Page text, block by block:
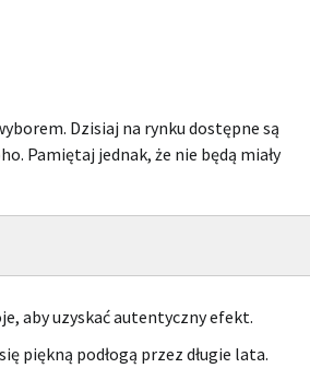
Dzisiaj na rynku dostępne są
Pamiętaj jednak, że nie będą miały
aby uzyskać autentyczny efekt.
piękną podłogą przez długie lata.